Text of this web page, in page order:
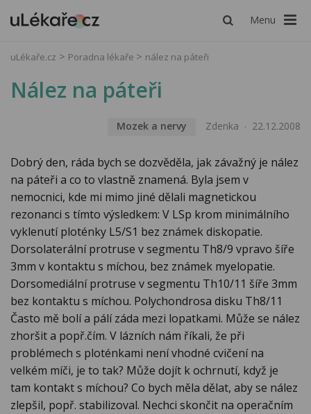
Menu
uLékaře.cz Poradna lékaře nález na páteři
Nález na páteři
Mozek a nervy Zdenka 22.12.2008
Dobrý den, ráda bych se dozvěděla, jak závažný je nález
na páteři a co to vlastně znamená. Byla jsem v
nemocnici, kde mi mimo jiné dělali magnetickou
rezonanci s tímto výsledkem: V LSp krom minimálního
vyklenutí ploténky L5/S1 bez známek diskopatie.
Dorsolaterální protruse v segmentu Th8/9 vpravo šíře
3mm v kontaktu s míchou, bez známek myelopatie.
Dorsomediální protruse v segmentu Th10/11 šíře 3mm
bez kontaktu s míchou. Polychondrosa disku Th8/11
Často mě bolí a pálí záda mezi lopatkami. Může se nález
zhoršit a popř.čím. V lázních nám říkali, že při
problémech s ploténkami není vhodné cvičení na
velkém míči, je to tak? Může dojít k ochrnutí, když je
tam kontakt s míchou? Co bych měla dělat, aby se nález
zlepšil, popř. stabilizoval. Nechci skončit na operačním